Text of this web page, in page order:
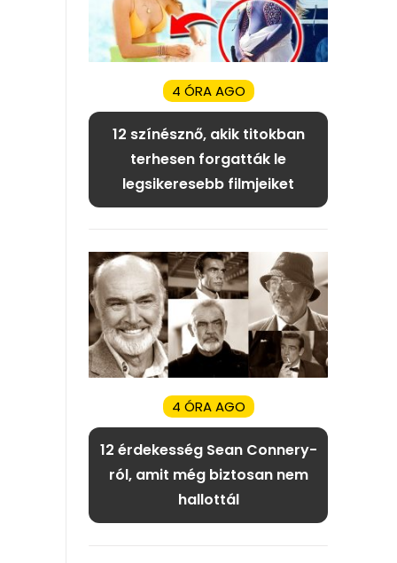
4 ÓRA AGO
12 színésznő, akik titokban
terhesen forgatták le
legsikeresebb filmjeiket
4 ÓRA AGO
12 érdekesség Sean Connery-
ról, amit még biztosan nem
hallottál